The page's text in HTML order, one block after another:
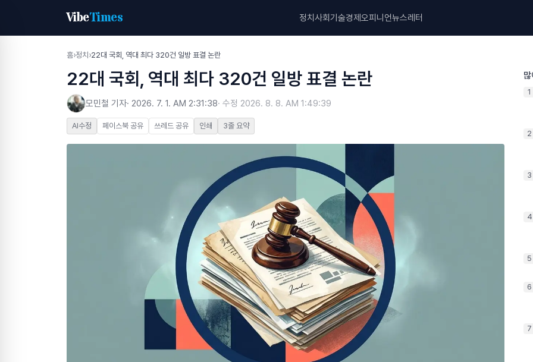
VibeTimes 정치사회기술경제오피니언뉴스레터
홈›정치 ›22대 국회, 역대 최다 320건 일방 표결 논란
22대 국회, 역대 최다 320건 일방 표결 논란
모민철 기자· 2026. 7. 1. AM 2:31:38· 수정 2026. 8. 8. AM 1:49:39
AI수정 페이스북 공유 쓰레드 공유 인쇄 3줄 요약
1
2
3
4
5
6
7